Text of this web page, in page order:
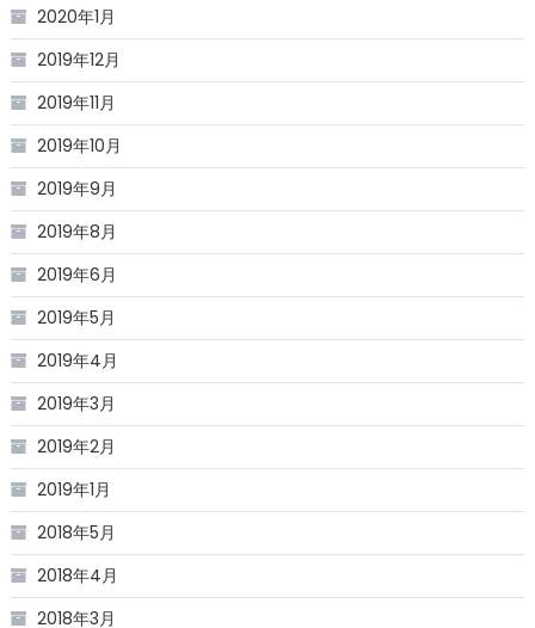
2020年1月
2019年12月
2019年11月
2019年10月
2019年9月
2019年8月
2019年6月
2019年5月
2019年4月
2019年3月
2019年2月
2019年1月
2018年5月
2018年4月
2018年3月